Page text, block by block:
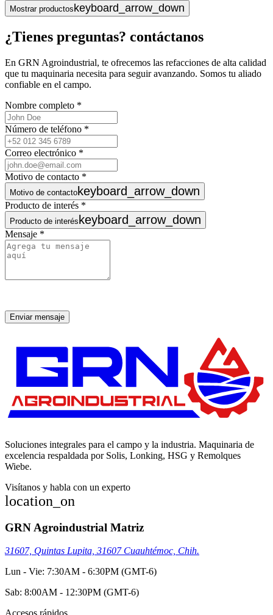
Mostrar productoskeyboard_arrow_down
¿Tienes preguntas? contáctanos
En GRN Agroindustrial, te ofrecemos las refacciones de alta calidad
que tu maquinaria necesita para seguir avanzando. Somos tu aliado
confiable en el campo.
Nombre completo *
Número de teléfono *
Correo electrónico *
Motivo de contacto *
Motivo de contactokeyboard_arrow_down
Producto de interés *
Producto de interéskeyboard_arrow_down
Mensaje *
Enviar mensaje
Soluciones integrales para el campo y la industria. Maquinaria de
excelencia respaldada por Solis, Lonking, HSG y Remolques
Wiebe.
Visítanos y habla con un experto
location_on
GRN Agroindustrial Matriz
31607, Quintas Lupita, 31607 Cuauhtémoc, Chih.
Lun - Vie: 7:30AM - 6:30PM (GMT-6)
Sab: 8:00AM - 12:30PM (GMT-6)